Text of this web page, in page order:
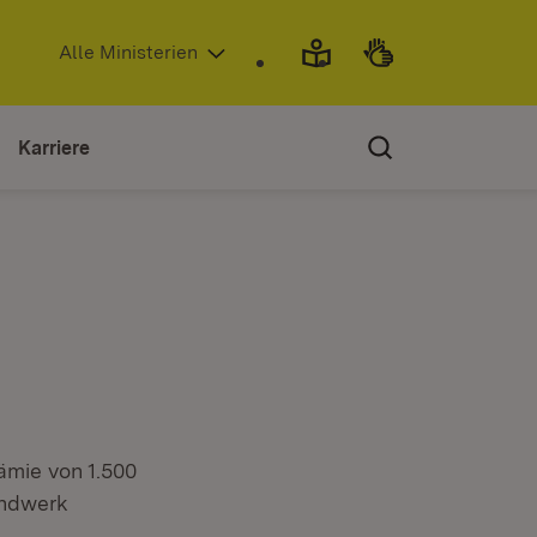
(Öffnet in neuem Fenster)
Alle Ministerien
Karriere
von 1.500